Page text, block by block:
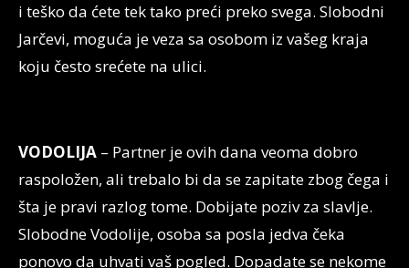
i teško da ćete tek tako preći preko svega. Slobodni
Jarčevi, moguća je veza sa osobom iz vašeg kraja
koju često srećete na ulici.
VODOLIJA – Partner je ovih dana veoma dobro
raspoložen, ali trebalo bi da se zapitate zbog čega i
šta je pravi razlog tome. Dobijate poziv za slavlje.
Slobodne Vodolije, osoba sa posla jedva čeka
ponovo da uhvati vaš pogled. Dopadate se nekome